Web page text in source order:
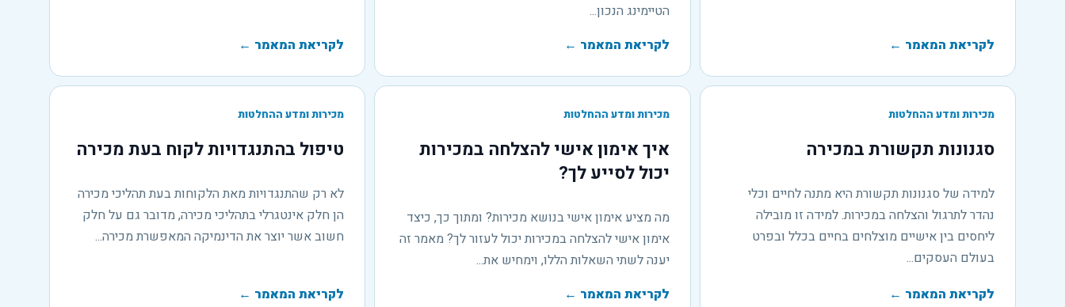
לקריאת המאמר ←
הטיימינג הנכון...
לקריאת המאמר ← לקריאת המאמר ←
מכירות ומדע ההחלטות
סגנונות תקשורת במכירה
למידה של סגנונות תקשורת היא מתנה לחיים וכלי
נהדר לתרגול והצלחה במכירות. למידה זו מובילה
ליחסים בין אישיים מוצלחים בחיים בכלל ובפרט
בעולם העסקים...
לקריאת המאמר ←
מכירות ומדע ההחלטות
איך אימון אישי להצלחה במכירות
יכול לסייע לך?
מה מציע אימון אישי בנושא מכירות? ומתוך כך, כיצד
אימון אישי להצלחה במכירות יכול לעזור לך? מאמר זה
יענה לשתי השאלות הללו, וימחיש את...
לקריאת המאמר ←
מכירות ומדע ההחלטות
טיפול בהתנגדויות לקוח בעת מכירה
לא רק שהתנגדויות מאת הלקוחות בעת תהליכי מכירה
הן חלק אינטגרלי בתהליכי מכירה, מדובר גם על חלק
חשוב אשר יוצר את הדינמיקה המאפשרת מכירה...
לקריאת המאמר ←